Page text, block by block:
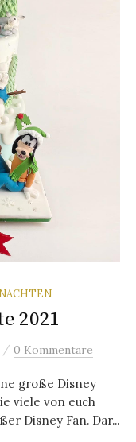
2021
/ 0 Kommentare
große Disney
viele von euch
Disney Fan. Dar...